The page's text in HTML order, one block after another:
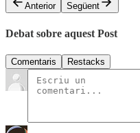
Anterior
Següent
Debat sobre aquest Post
Comentaris Restacks